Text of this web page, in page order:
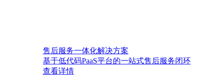
售后服务一体化解决方案
基于低代码PaaS平台的一站式售后服务闭环
查看详情